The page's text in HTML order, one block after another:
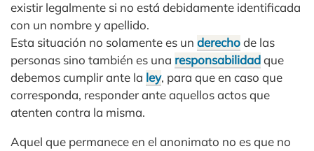
existir legalmente si no está debidamente identificada
con un nombre y apellido.
Esta situación no solamente es un derechode las
personas sino también es una responsabilidadque
debemos cumplir ante la ley, para que en caso que
corresponda, responder ante aquellos actos que
atenten contra la misma.
Aquel que permanece en el anonimato no es que no